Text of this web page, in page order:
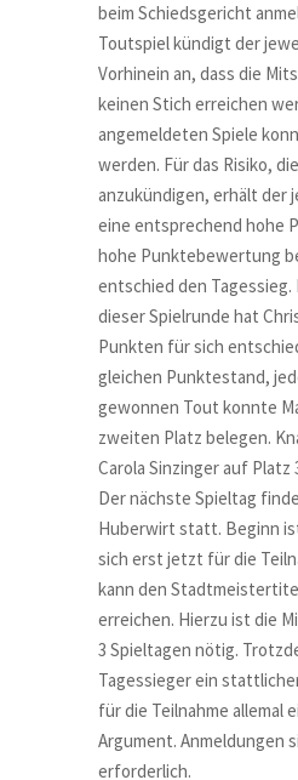
beim Schiedsgericht
Toutspiel kündigt der
Vorhinein an, dass die
keinen Stich erreichen
angemeldeten Spiele
werden. Für das Risiko,
anzukündigen, erhält der
eine entsprechend hohe
hohe Punktebewertung
entschied den Tagessieg.
dieser Spielrunde hat
Punkten für sich
gleichen Punktestand,
gewonnen Tout konnte
zweiten Platz belegen.
Carola Sinzinger auf Platz
Der nächste Spieltag
Huberwirt statt. Beginn
sich erst jetzt für die
kann den
erreichen. Hierzu ist die
3 Spieltagen nötig.
Tagessieger ein
für die Teilnahme allemal
Argument. Anmeldungen
erforderlich.